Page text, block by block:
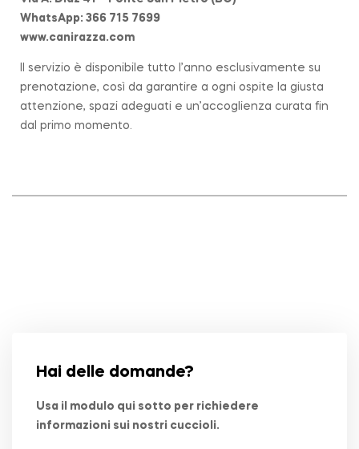
WhatsApp: 366 715 7699
www.canirazza.com
Il servizio è disponibile tutto l’anno esclusivamente su
prenotazione, così da garantire a ogni ospite la giusta
attenzione, spazi adeguati e un’accoglienza curata fin
dal primo momento.
Hai delle domande?
Usa il modulo qui sotto per richiedere
informazioni sui nostri cuccioli.